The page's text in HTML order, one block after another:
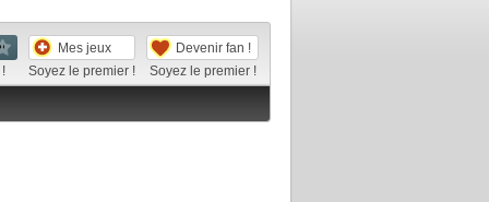
Mes jeux
Soyez le premier !
Devenir fan !
Soyez le premier !